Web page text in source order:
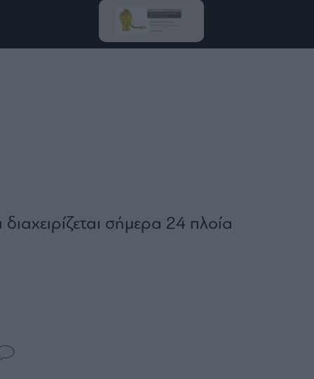
διαχειρίζεται σήμερα 24 πλοία